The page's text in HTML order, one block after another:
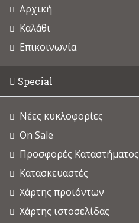
Αρχική
Καλάθι
Επικοινωνία
Special
Νέες κυκλοφορίες
On Sale
Προσφορές Καταστήματος
Κατασκευαστές
Χάρτης προϊόντων
Χάρτης ιστοσελίδας